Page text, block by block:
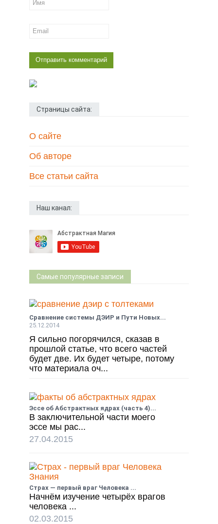
Страницы сайта:
О сайте
Об авторе
Все статьи сайта
Наш канал:
Самые популярные записи
Сравнение системы ДЭИР и Пути Новых...
25.12.2014
Я сильно погорячился, сказав в
прошлой статье, что всего частей
будет две. Их будет четыре, потому
что материала оч...
Эссе об Абстрактных ядрах (часть 4)...
В заключительной части моего
эссе мы рас...
27.04.2015
Страх — первый враг Человека ...
Начнём изучение четырёх врагов
человека ...
02.03.2015